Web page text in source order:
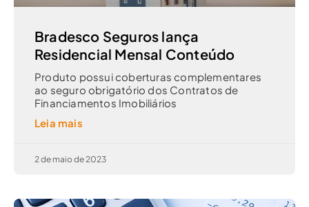
Bradesco Seguros lança
Residencial Mensal Conteúdo
Produto possui coberturas complementares
ao seguro obrigatório dos Contratos de
Financiamentos Imobiliários
Leia mais
2 de maio de 2023